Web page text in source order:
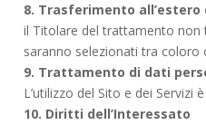
8. Trasferimento
il Titolare del trattamento non
saranno selezionati tra coloro
9. Trattamento di dati
L’utilizzo del Sito e dei
10. Diritti dell’Interessato